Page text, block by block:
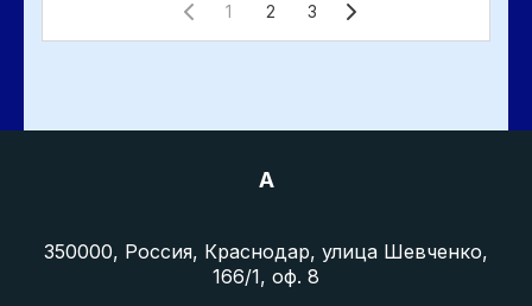
1 2 3
A
350000, Россия, Краснодар, улица Шевченко,
166/1, оф. 8